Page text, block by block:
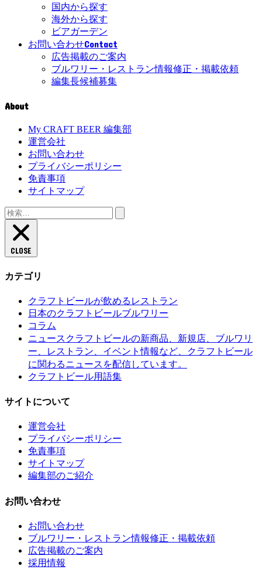
国内から探す
海外から探す
ビアガーデン
お問い合わせContact
広告掲載のご案内
ブルワリー・レストラン情報修正・掲載依頼
編集長候補募集
About
My CRAFT BEER 編集部
運営会社
お問い合わせ
プライバシーポリシー
免責事項
サイトマップ
検
索:
CLOSE
カテゴリ
クラフトビールが飲めるレストラン
日本のクラフトビールブルワリー
コラム
ニュース クラフトビールの新商品、新規店、ブルワリ
ー、レストラン、イベント情報など、クラフトビール
に関わるニュースを配信しています。
クラフトビール用語集
サイトについて
運営会社
プライバシーポリシー
免責事項
サイトマップ
編集部のご紹介
お問い合わせ
お問い合わせ
ブルワリー・レストラン情報修正・掲載依頼
広告掲載のご案内
採用情報